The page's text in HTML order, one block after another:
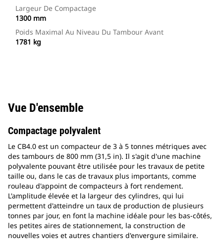
Largeur De Compactage
1300 mm
Poids Maximal Au Niveau Du Tambour Avant
1781 kg
Vue D'ensemble
Compactage polyvalent
Le CB4.0 est un compacteur de 3 à 5 tonnes métriques avec
des tambours de 800 mm (31,5 in). Il s'agit d'une machine
polyvalente pouvant être utilisée pour les travaux de petite
taille ou, dans le cas de travaux plus importants, comme
rouleau d'appoint de compacteurs à fort rendement.
L'amplitude élevée et la largeur des cylindres, qui lui
permettent d'atteindre un taux de production de plusieurs
tonnes par jour, en font la machine idéale pour les bas-côtés,
les petites aires de stationnement, la construction de
nouvelles voies et autres chantiers d'envergure similaire.